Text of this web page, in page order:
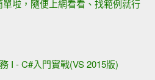
啦，隨便上網看看、找範例就行
I - C#入門實戰(VS 2015版)